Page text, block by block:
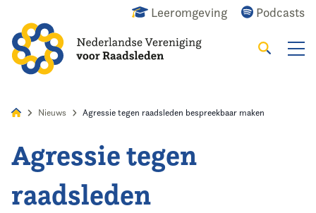
Leeromgeving Podcasts
Zoeken
Home
Agenda
Nieuws Agressie tegen raadsleden bespreekbaar maken
Agressie tegen
raadsleden